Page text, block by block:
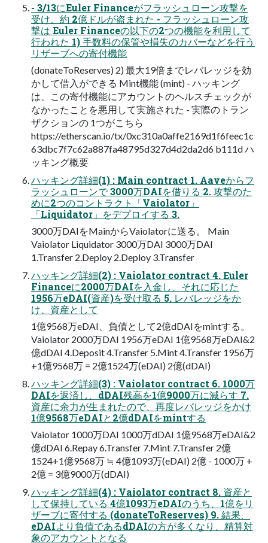
- 3/13にEuler Financeがフラッシュローン攻撃を
受け、約 2億ドルが盗まれた - フラッシュローン攻
撃は Euler Financeの以下の2つの機能を利用して
行われた 1) 手数料の保管や損失のカバーなどを行う
リザーブへの寄付機能
(donateToReserves) 2) 最大19倍までレバレッジを効
かして借入ができる Mint機能 (mint) - ハッキング
は、この寄付機能にアカウントのヘルスチェックが
なかったことを悪用して実施された - 実際のトラン
ザクションの 1つがこちら
https://etherscan.io/tx/0xc310a0affe2169d1f6feec1c
63dbc7f7c62a887fa48795d327d4d2da2d6 b111d ハ
ッキング概要
ハッキング詳細(1) : Main contract 1. Aaveからフ
ラッシュローンで 3000万DAIを借りる 2. 攻撃のた
めに2つのコントラクト「Vaiolator」
「Liquidator」をデプロイする 3.
3000万DAIをMainからVaiolatorに送る。 Main
Vaiolator Liquidator 3000万DAI 3000万DAI
1.Transfer 2.Deploy 2.Deploy 3.Transfer
ハッキング詳細(2) : Vaiolator contract 4. Euler
Financeに2000万DAIを入金し、それに応じた
1956万eDAI(資産)を受け取る 5. レバレッジをか
け、資産として
1億9568万eDAI、負債として2億dDAIをmintする。
Vaiolator 2000万DAI 1956万eDAI 1億9568万eDAI&2
億dDAI 4.Deposit 4.Transfer 5.Mint 4.Transfer 1956万
+1億9568万 = 2億1524万(eDAI) 2億(dDAI)
ハッキング詳細(3) : Vaiolator contract 6. 1000万
DAIを返済し、dDAI残高を1億9000万に減らす 7.
資産に余力が生まれたので、再度レバレッジをかけ
1億9568万eDAIと2億dDAIをmintする
Vaiolator 1000万DAI 1000万dDAI 1億9568万eDAI&2
億dDAI 6.Repay 6.Transfer 7.Mint 7.Transfer 2億
1524+1億9568万 ≒ 4億1093万(eDAI) 2億 - 1000万 +
2億 = 3億9000万(dDAI)
ハッキング詳細(4) : Vaiolator contract 8. 資産と
して保持している 4億1093万eDAIのうち、1億をリ
ザーブに寄付する (donateToReserves) 9. 結果、
eDAIより負債であるdDAIの方が多くなり、精算対
象のアカウントとなる